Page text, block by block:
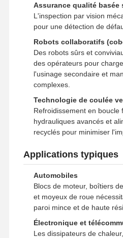
Assurance qualité basée
L'inspection par vision
pour une détection de
Robots collaboratifs
Des robots sûrs et
des opérateurs pour
l'usinage secondaire et
complexes.
Technologie de coulée
Refroidissement en boucle
hydrauliques avancés et
recyclés pour minimiser
Applications typiques
Automobiles
Blocs de moteur, boîtiers
et moyeux de roue
paroi mince et de haute
Électronique et
Les dissipateurs de